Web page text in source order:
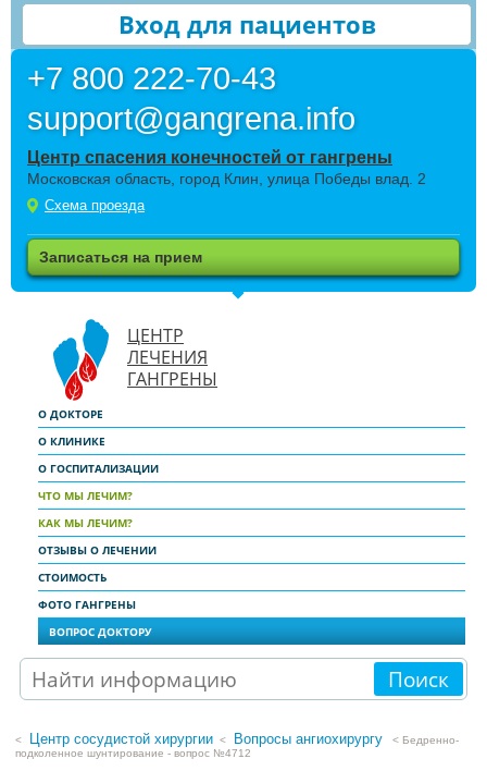
Вход для пациентов
+7 800 222-70-43
support@gangrena.info
Центр спасения конечностей от гангрены
Московская область, город Клин, улица Победы влад. 2
Схема проезда
Записаться на прием
ЦЕНТР
ЛЕЧЕНИЯ
ГАНГРЕНЫ
О ДОКТОРЕ
О КЛИНИКЕ
О ГОСПИТАЛИЗАЦИИ
ЧТО МЫ ЛЕЧИМ?
КАК МЫ ЛЕЧИМ?
ОТЗЫВЫ О ЛЕЧЕНИИ
СТОИМОСТЬ
ФОТО ГАНГРЕНЫ
ВОПРОС ДОКТОРУ
Поиск
Центр сосудистой хирургии < Вопросы ангиохирургу
< Бедренно-
подколенное шунтирование - вопрос №4712